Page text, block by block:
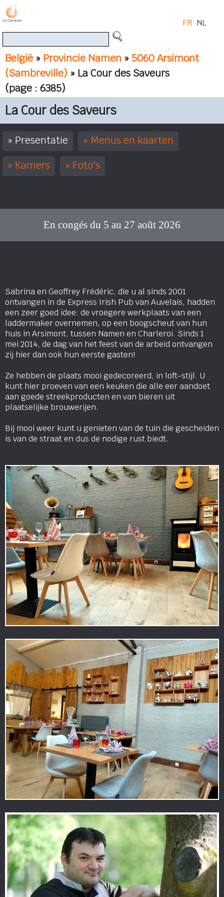
België » Provincie Namen » 5060 Arsimont
(Sambreville) » La Cour des Saveurs
(page : 6385)
FR NL
La Cour des Saveurs
Presentatie
Menus en kaarten
Kamers
Foto's
En congés du 5 au 27 août 2026
Sabrina en Geoffrey Frédéric, die u al sinds 2001
ontvangen in de Express Irish Pub van Auvelais, hadden
een zeer goed idee: de vroegere werkplaats van een
laddermaker overnemen, op een boogscheut van hun
huis in Arsimont, tussen Namen en Charleroi. Sinds 1
mei 2014, de dag van het feest van de arbeid ontvangen
zij hier dan ook hun eerste gasten!
Ze hebben de plaats mooi gedecoreerd, in loft-stijl. U
kunt hier proeven van een keuken die alle eer aandoet
aan goede streekproducten en van bieren uit
plaatselijke brouwerijen.
Bij mooi weer kunt u genieten van de tuin die gescheiden
is van de straat en dus de nodige rust biedt.